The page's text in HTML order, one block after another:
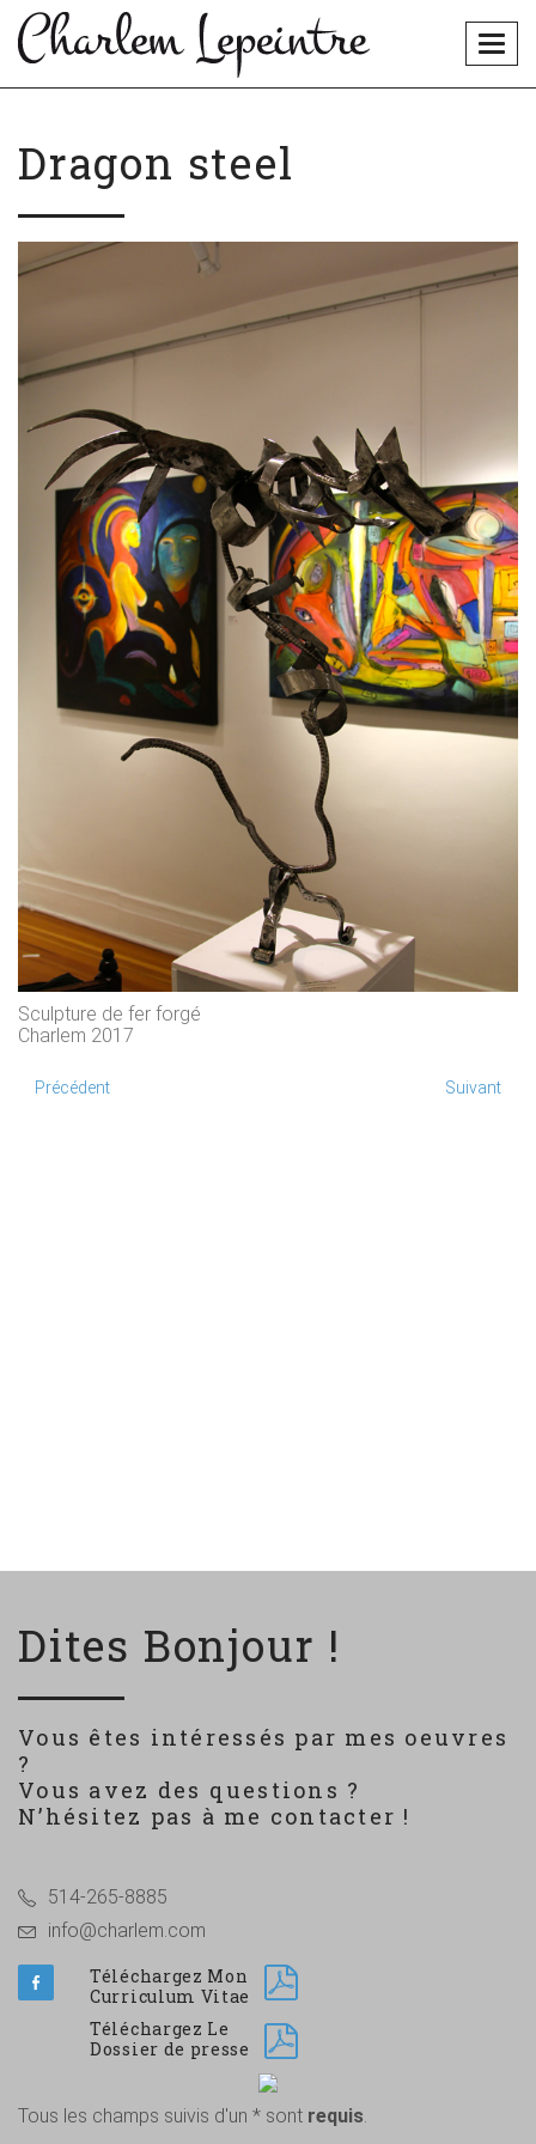
Dragon steel
Sculpture de fer forgé
Charlem 2017
Précédent Suivant
Dites Bonjour !
Vous êtes intéressés par mes oeuvres
?
Vous avez des questions ?
N’hésitez pas à me contacter !
514-265-8885
info@charlem.com
Téléchargez Mon
Curriculum Vitae
Téléchargez Le
Dossier de presse
Tous les champs suivis d'un * sont requis.